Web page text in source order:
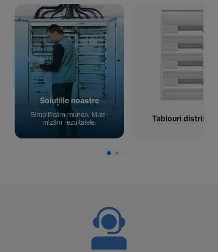
Solu­țiile noastre
Simpli­ficăm munca. Maxi­
mizăm rezul­ta­tele.
Tablouri